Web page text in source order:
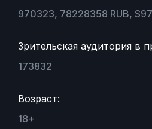
970323, 78228358 RUB,
Зрительская аудитория в
173832
Возраст:
18+